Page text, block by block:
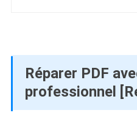
Réparer PDF
professionnel